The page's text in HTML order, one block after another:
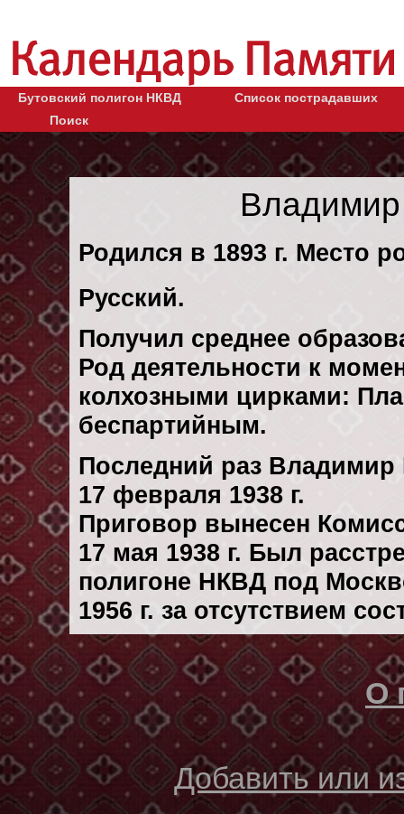
Бутовский полигон НКВД
Список пострадавших
Поиск
Родился в 1893 г. Место
Русский.
Получил среднее
Род деятельности к
колхозными цирками:
беспартийным.
Последний раз
17 февраля 1938 г.
Приговор вынесен
17 мая 1938 г. Был
полигоне НКВД под
1956 г. за отсутствием
О
Добавить или